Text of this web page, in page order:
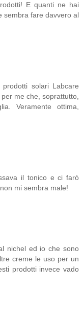
E quanti ne hai
sembra fare davvero al
solari Labcare
me che, soprattutto,
Veramente ottima,
il tonico e ci farò
mi sembra male!
nichel ed io che sono
creme le uso per un
prodotti invece vado